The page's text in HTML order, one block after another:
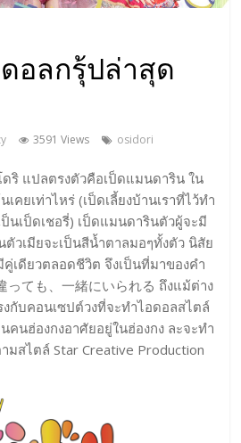
อลกรุ้ปล่าสุด
3591 Views osidori
ดริ แปลตรงตัวคือเป็ดแมนดาริน ใน
เคยเท่าไหร่ (เป็ดเลี้ยงบ้านเราที่ไว้ทำ
นเป็ดเชอรี่) เป็ดแมนดารินตัวผู้จะมี
วเมียจะเป็นสีน้ำตาลมอๆทั้งตัว นิสัย
เดียวตลอดชีวิต จึงเป็นที่มาของคำ
っても、一緒にいられる ถึงแม้ต่าง
กับคอนเซปต์วงที่จะทำไอดอลสไตล์
คนฮ่องกงอาศัยอยู่ในฮ่องกง ละจะทำ
มสไตล์ Star Creative Production